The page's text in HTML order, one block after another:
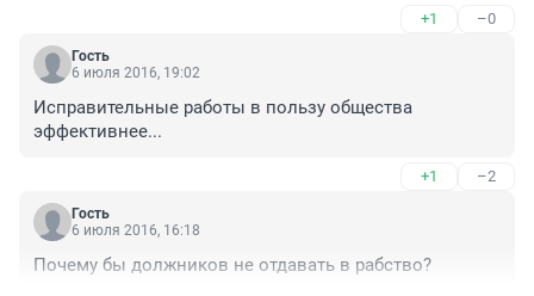
+1 –0
Гость
6 июля 2016, 19:02
Исправительные работы в пользу общества
эффективнее...
+1 –2
Гость
6 июля 2016, 16:18
Почему бы должников не отдавать в рабство?